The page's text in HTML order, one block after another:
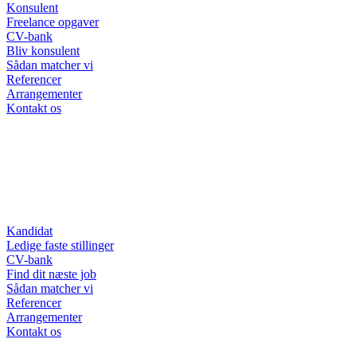
Konsulent
Freelance opgaver
CV-bank
Bliv konsulent
Sådan matcher vi
Referencer
Arrangementer
Kontakt os
Kandidat
Ledige faste stillinger
CV-bank
Find dit næste job
Sådan matcher vi
Referencer
Arrangementer
Kontakt os